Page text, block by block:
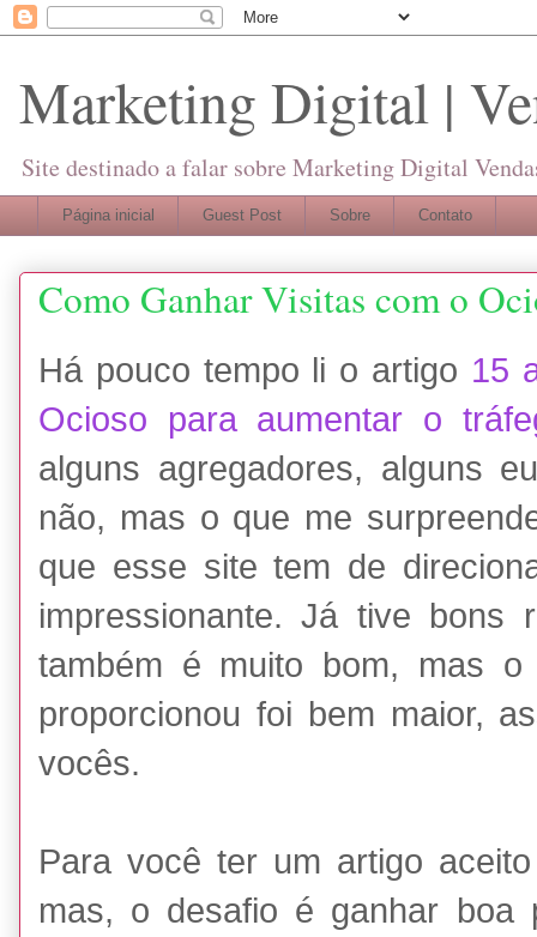
Marketing Digital |
Site destinado a falar sobre Marketing Digital
Página inicial Guest Post Sobre Contato
Como Ganhar Visitas com o
Há pouco tempo li o artigo 15
Ocioso para aumentar o
alguns agregadores, alguns
não, mas o que me
que esse site tem de
impressionante. Já tive
também é muito bom, mas
proporcionou foi bem maior,
vocês.
Para você ter um artigo
mas, o desafio é ganhar boa